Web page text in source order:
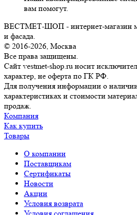
вам помогут.
ВЕСТМЕТ-ШОП - интернет-магазин
и фасада.
© 2016-2026, Москва
Все права защищены.
Сайт vestmet-shop.ru носит
характер, не оферта по ГК РФ.
Для получения информации о
характеристиках и стоимости
продаж.
Компания
Как купить
Товары
О компании
Поставщикам
Сертификаты
Новости
Акции
Условия возврата